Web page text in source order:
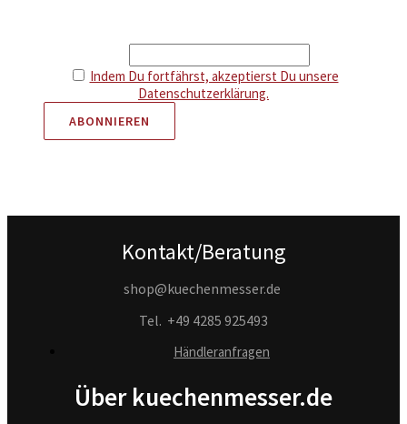
Indem Du fortfährst, akzeptierst Du unsere
Datenschutzerklärung.
Kontakt/Beratung
shop@kuechenmesser.de
Tel. +49 4285 925493
Händleranfragen
Über kuechenmesser.de